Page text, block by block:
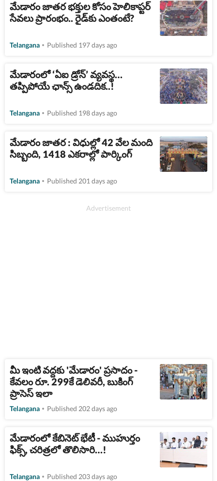
మేడారం జాతర భక్తుల కోసం హెలికాప్టర్
సేవలు ప్రారంభం.. రైడ్‌కు ఎంతంటే?
Telangana Published 197 days ago
మేడారంలో ‘ఏఐ డ్రోన్’ వ్యవస్థ…
తప్పిపోయే ఛాన్స్ ఉండదిక..!
Telangana Published 198 days ago
మేడారం జాతర : విధుల్లో 42 వేల మంది
సిబ్బంది, 1418 ఎకరాల్లో పార్కింగ్
Telangana Published 201 days ago
మీ ఇంటి వద్దకు 'మేడారం' ప్రసాదం -
కేవలం రూ. 299కే డెలివరీ, బుకింగ్
ప్రాసెస్ ఇలా
Telangana Published 202 days ago
మేడారంలో కేబినెట్ భేటీ - ముహుర్తం
ఫిక్స్, చరిత్రలో తొలిసారి…!
Telangana Published 203 days ago